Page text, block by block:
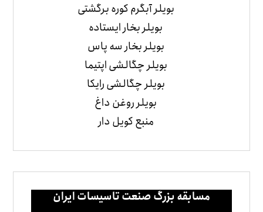
بویلر آبگرم کوره برگشتی
بویلر بخار ایستاده
بویلر بخار سه پاس
بویلر چگالشی اپتیما
بویلر چگالشی رایکا
بویلر روغن داغ
منبع کویل دار
مسابقه بزرگ صنعت تاسیسات ایران